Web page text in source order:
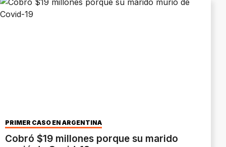
PRIMER CASO EN ARGENTINA
Cobró $19 millones porque su marido